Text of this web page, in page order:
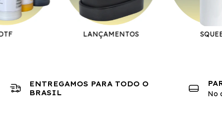
LANÇAMENTOS
ENTREGAMOS PARA TODO O
BRASIL
No